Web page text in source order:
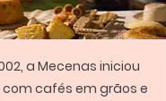
a Mecenas iniciou
cafés em grãos e